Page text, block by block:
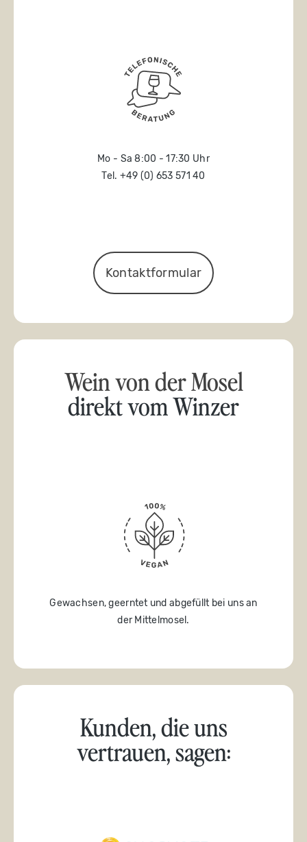
Mo - Sa 8:00 - 17:30 Uhr
Tel. +49 (0) 653 571 40
Kontaktformular
Wein von der Mosel
direkt vom Winzer
Gewachsen, geerntet und abgefüllt bei uns an
der Mittelmosel.
Kunden, die uns
vertrauen, sagen: